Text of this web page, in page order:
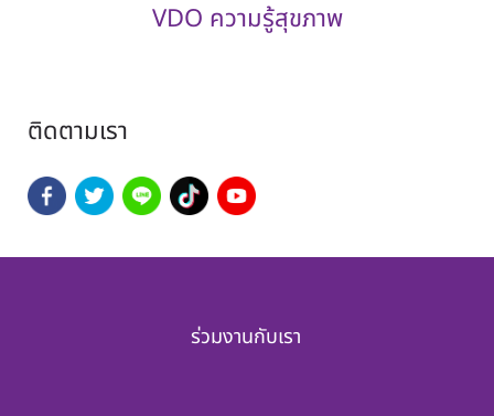
VDO ความรู้สุขภาพ
ติดตามเรา
ร่วมงานกับเรา